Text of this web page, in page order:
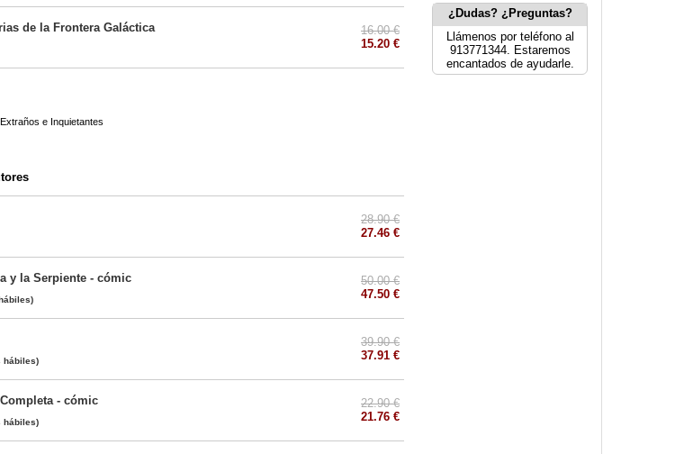
de la Frontera Galáctica
16.00 €
15.20 €
e Inquietantes
28.90 €
27.46 €
y la Serpiente - cómic
50.00 €
47.50 €
hábiles)
39.90 €
37.91 €
- cómic
hábiles)
22.90 €
21.76 €
¿Dudas? ¿Preguntas?
Llámenos por teléfono al
913771344. Estaremos
encantados de ayudarle.